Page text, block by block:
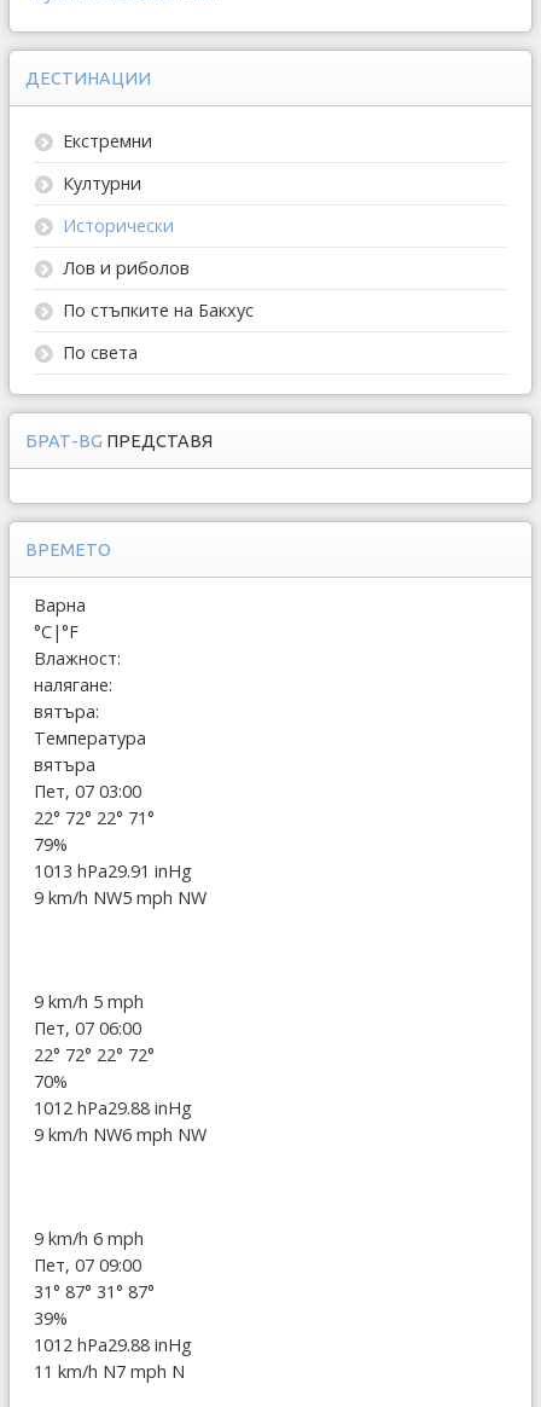
ДЕСТИНАЦИИ
Екстремни
Културни
Исторически
Лов и риболов
По стъпките на Бакхус
По света
БРАТ-BG ПРЕДСТАВЯ
ВРЕМЕТО
Варна
°C|°F
Влажност:
налягане:
вятъра:
Температура
вятъра
Пет, 07 03:00
22° 72° 22° 71°
79%
1013 hPa29.91 inHg
9 km/h NW5 mph NW
9 km/h 5 mph
Пет, 07 06:00
22° 72° 22° 72°
70%
1012 hPa29.88 inHg
9 km/h NW6 mph NW
9 km/h 6 mph
Пет, 07 09:00
31° 87° 31° 87°
39%
1012 hPa29.88 inHg
11 km/h N7 mph N